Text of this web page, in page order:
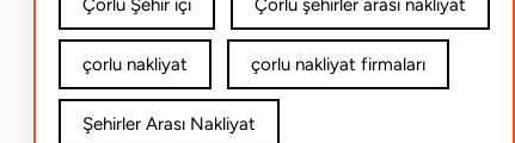
Çorlu Şehir içi Çorlu şehirler arası nakliyat
çorlu nakliyat çorlu nakliyat firmaları
Şehirler Arası Nakliyat